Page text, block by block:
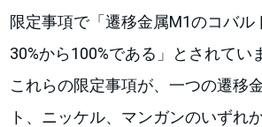
限定事項で「遷移金属M1のコバル
30%から100%である」とされてい
これらの限定事項が、一つの遷移
ト、ニッケル、マンガンのいずれ